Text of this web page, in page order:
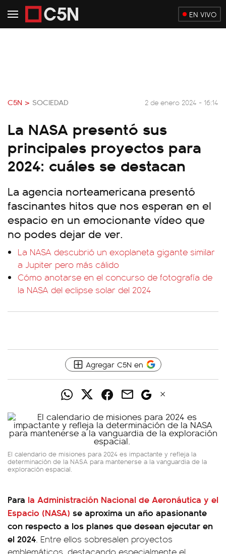
EN VIVO
C5N > SOCIEDAD 2 de enero 2024 - 16:14
La NASA presentó sus
principales proyectos para
2024: cuáles se destacan
La agencia norteamericana presentó
fascinantes hitos que nos esperan en el
espacio en un emocionante vídeo que
no podes dejar de ver.
La NASA descubrió un exoplaneta gigante similar
a Jupiter pero más cálido
Cómo anotarse en el concurso de fotografía de
la NASA del eclipse solar del 2024
Agregar C5N en
El calendario de misiones para 2024 es impactante y refleja la
determinación de la NASA para mantenerse a la vanguardia de la
exploración espacial.
Para la Administración Nacional de Aeronáutica y el
Espacio (NASA) se aproxima un año apasionante
con respecto a los planes que desean ejecutar en
el 2024. Entre ellos sobresalen proyectos
emblemáticos, destacando especialmente el